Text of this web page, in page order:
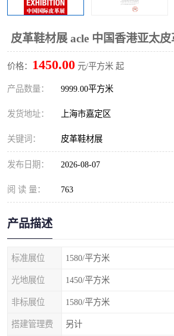
皮革鞋材展 acle 中国香港亚太皮
价格： 1450.00 元/平方米 起
产品数量： 9999.00平方米
发货地址： 上海市嘉定区
关键词： 皮革鞋材展
发布日期： 2026-08-07
阅 读 量： 763
产品描述
标准展位 1580/平方米
光地展位 1450/平方米
非标展位 1580/平方米
搭建管理费 另计